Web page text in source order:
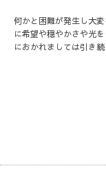
何かと困難が発生し大
に希望や穏やかさや光
におかれましては引き